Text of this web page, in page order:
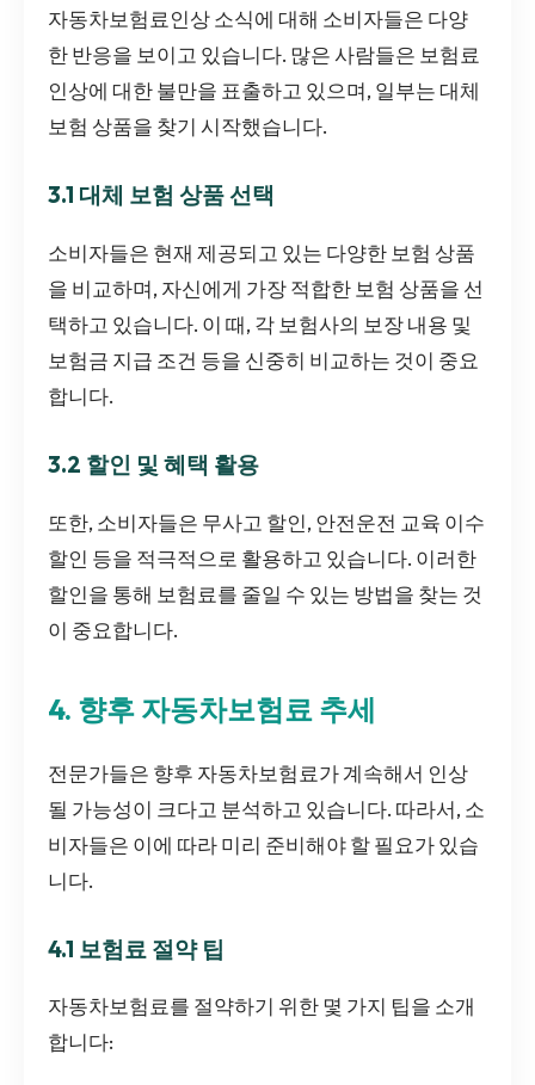
자동차보험료인상 소식에 대해 소비자들은 다양
한 반응을 보이고 있습니다. 많은 사람들은 보험료
인상에 대한 불만을 표출하고 있으며, 일부는 대체
보험 상품을 찾기 시작했습니다.
3.1 대체 보험 상품 선택
소비자들은 현재 제공되고 있는 다양한 보험 상품
을 비교하며, 자신에게 가장 적합한 보험 상품을 선
택하고 있습니다. 이 때, 각 보험사의 보장 내용 및
보험금 지급 조건 등을 신중히 비교하는 것이 중요
합니다.
3.2 할인 및 혜택 활용
또한, 소비자들은 무사고 할인, 안전운전 교육 이수
할인 등을 적극적으로 활용하고 있습니다. 이러한
할인을 통해 보험료를 줄일 수 있는 방법을 찾는 것
이 중요합니다.
4. 향후 자동차보험료 추세
전문가들은 향후 자동차보험료가 계속해서 인상
될 가능성이 크다고 분석하고 있습니다. 따라서, 소
비자들은 이에 따라 미리 준비해야 할 필요가 있습
니다.
4.1 보험료 절약 팁
자동차보험료를 절약하기 위한 몇 가지 팁을 소개
합니다: